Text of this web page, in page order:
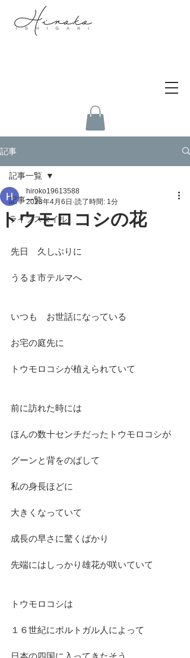
記事
記事一覧
ライフスタイル
記事一覧
トウモロコシの花
hiroko19613588
2023年4月6日 読了時間: 1分
先日　久しぶりに
うるま市テルマへ
いつも　お世話になっている
お宅の庭先に
トウモロコシが植えられていて
前に訪れた時には
ほんの数十センチだったトウモロコシが
グーンと背をのばして
私の身長ほどに
大きくなっていて
成長の早さに驚くばかり
先端にはしっかり雄花が咲いていて
トウモロコシは
１６世紀にポルトガル人によって
日本の四国に入ってきたそう